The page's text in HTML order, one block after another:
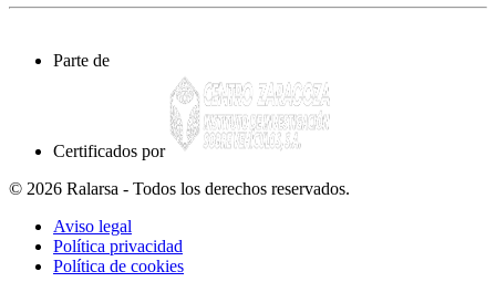
Parte de
Certificados por
© 2026 Ralarsa - Todos los derechos reservados.
Aviso legal
Política privacidad
Política de cookies